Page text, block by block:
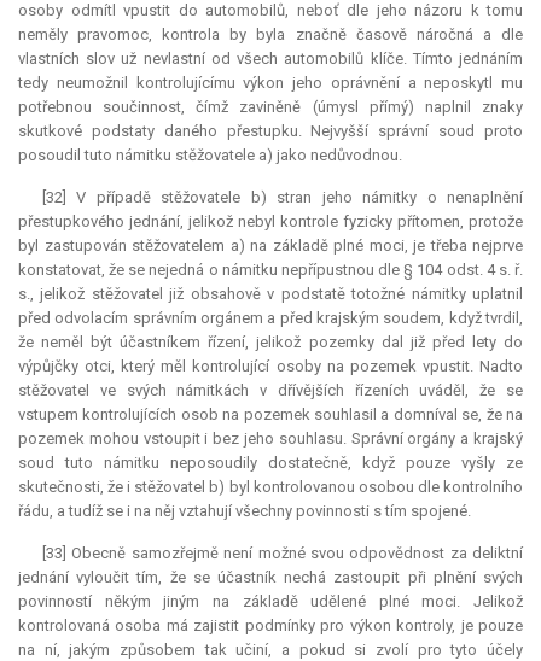
osoby odmítl vpustit do automobilů, neboť dle jeho názoru k tomu
neměly pravomoc, kontrola by byla značně časově náročná a dle
vlastních slov už nevlastní od všech automobilů klíče. Tímto jednáním
tedy neumožnil kontrolujícímu výkon jeho oprávnění a neposkytl mu
potřebnou součinnost, čímž zaviněně (úmysl přímý) naplnil znaky
skutkové podstaty daného přestupku. Nejvyšší správní soud proto
posoudil tuto námitku stěžovatele a) jako nedůvodnou.
[32] V případě stěžovatele b) stran jeho námitky o nenaplnění
přestupkového jednání, jelikož nebyl kontrole fyzicky přítomen, protože
byl zastupován stěžovatelem a) na základě plné moci, je třeba nejprve
konstatovat, že se nejedná o námitku nepřípustnou dle § 104 odst. 4 s. ř.
s., jelikož stěžovatel již obsahově v podstatě totožné námitky uplatnil
před odvolacím správním orgánem a před krajským soudem, když tvrdil,
že neměl být účastníkem řízení, jelikož pozemky dal již před lety do
výpůjčky otci, který měl kontrolující osoby na pozemek vpustit. Nadto
stěžovatel ve svých námitkách v dřívějších řízeních uváděl, že se
vstupem kontrolujících osob na pozemek souhlasil a domníval se, že na
pozemek mohou vstoupit i bez jeho souhlasu. Správní orgány a krajský
soud tuto námitku neposoudily dostatečně, když pouze vyšly ze
skutečnosti, že i stěžovatel b) byl kontrolovanou osobou dle kontrolního
řádu, a tudíž se i na něj vztahují všechny povinnosti s tím spojené.
[33] Obecně samozřejmě není možné svou odpovědnost za deliktní
jednání vyloučit tím, že se účastník nechá zastoupit při plnění svých
povinností někým jiným na základě udělené plné moci. Jelikož
kontrolovaná osoba má zajistit podmínky pro výkon kontroly, je pouze
na ní, jakým způsobem tak učiní, a pokud si zvolí pro tyto účely